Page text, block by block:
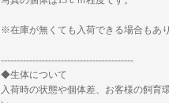
※在庫が無くても入荷できる場合もあ
------------------------------------------
◆生体について
入荷時の状態や個体差、お客様の飼育